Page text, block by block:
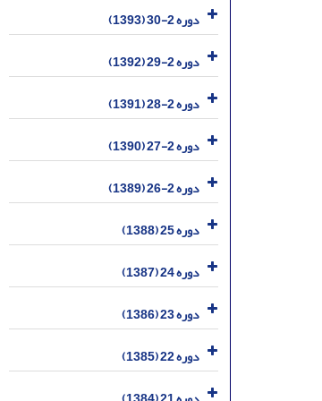
دوره 2-30 (1393)
دوره 2-29 (1392)
دوره 2-28 (1391)
دوره 2-27 (1390)
دوره 2-26 (1389)
دوره 25 (1388)
دوره 24 (1387)
دوره 23 (1386)
دوره 22 (1385)